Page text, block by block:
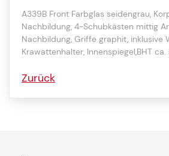
A339B Front Farbglas seidengrau,
Nachbildung, 4-Schubkästen mittig
Nachbildung, Griffe graphit, inklusive
Krawattenhalter, Innenspiegel,BHT
Zurück